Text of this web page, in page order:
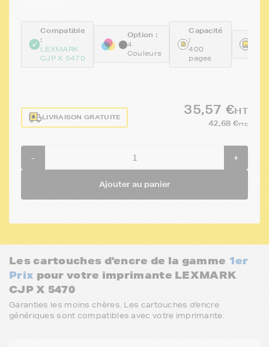
Compatible
:
LEXMARK
CJP X 5470
Option :
4
Couleurs
Capacité
:
400
pages
LIVRAISON GRATUITE
35,57 €HT
42,68 €TTC
- +
Ajouter au panier
Les cartouches d'encre de la gamme 1er
Prix pour votre imprimante LEXMARK
CJP X 5470
Garanties les moins chères. Les cartouches d'encre
génériques sont compatibles avec votre imprimante.